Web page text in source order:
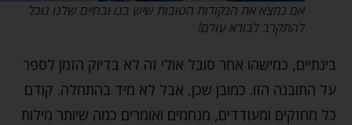
אם נמצא את הנקודות הטובות שיש בנו ובחיים שלנו נוכל
להתקרב לבורא עולם!
בינתיים, כמישהו אחר סובל אולי זה לא בדיוק הזמן לספר
על התובנה הזו. כמובן שכן, אבל לא מיד בהתחלה. קודם
כל מחזקים ומעודדים, מנחמים ואומרים כמה שיותר מילות